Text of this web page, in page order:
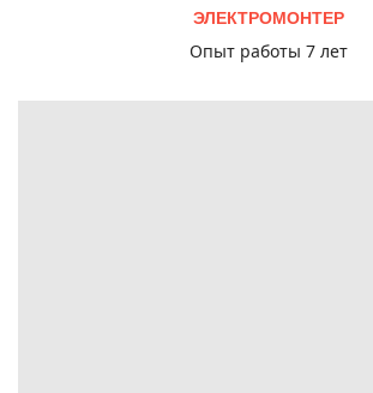
ЭЛЕКТРОМОНТЕР
Опыт работы 7 лет